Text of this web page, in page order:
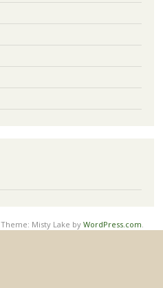
Theme: Misty Lake by WordPress.com.